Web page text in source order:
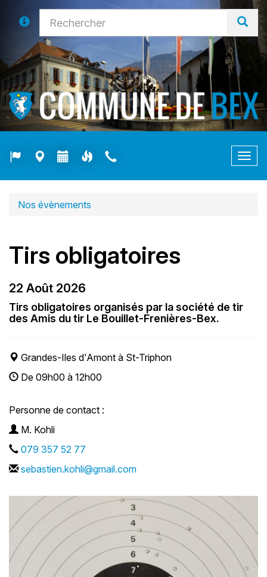
Nos évènements
Tirs obligatoires
22 Août 2026
Tirs obligatoires organisés par la société de tir
des Amis du tir Le Bouillet-Frenières-Bex.
Grandes-Iles d'Amont à St-Triphon
De 09h00 à 12h00
Personne de contact :
M. Kohli
079 357 52 77
sebastien.kohli@gmail.com